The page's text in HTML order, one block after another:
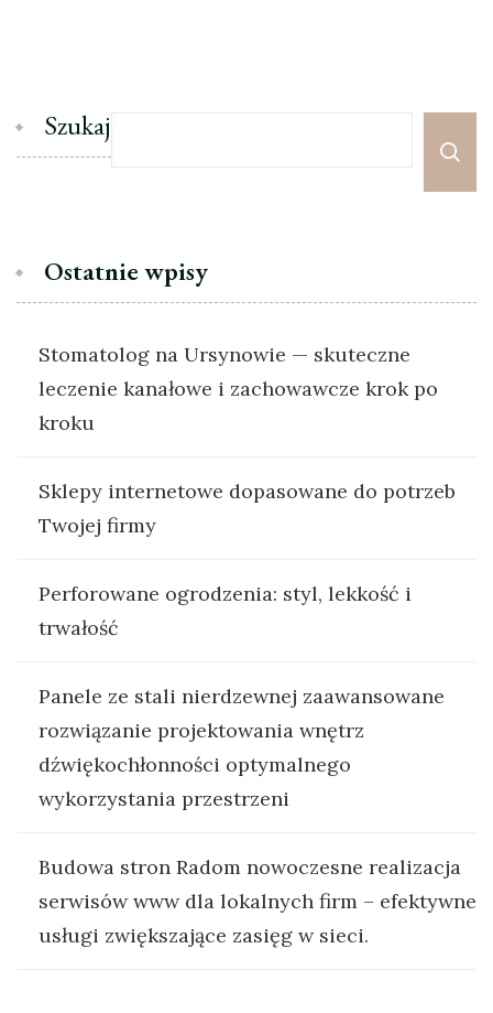
Szukaj
Ostatnie wpisy
Stomatolog na Ursynowie — skuteczne
leczenie kanałowe i zachowawcze krok po
kroku
Sklepy internetowe dopasowane do potrzeb
Twojej firmy
Perforowane ogrodzenia: styl, lekkość i
trwałość
Panele ze stali nierdzewnej zaawansowane
rozwiązanie projektowania wnętrz
dźwiękochłonności optymalnego
wykorzystania przestrzeni
Budowa stron Radom nowoczesne realizacja
serwisów www dla lokalnych firm – efektywne
usługi zwiększające zasięg w sieci.